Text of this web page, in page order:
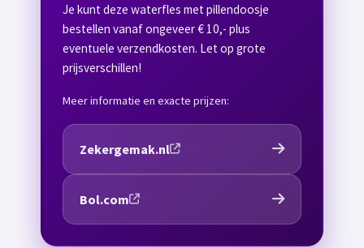
Je kunt deze waterfles met pillendoosje
bestellen vanaf ongeveer € 10,- plus
eventuele verzendkosten. Let op grote
prijsverschillen!
Meer informatie en exacte prijzen:
Zekergemak.nl
Bol.com